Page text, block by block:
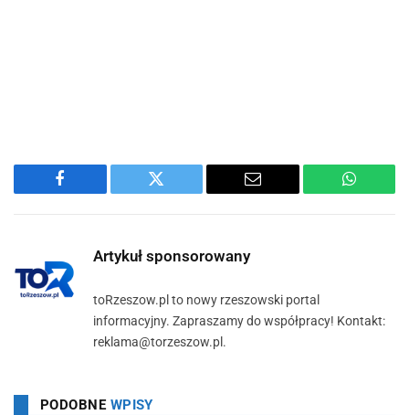
Facebook Twitter Email
Artykuł sponsorowany
toRzeszow.pl to nowy rzeszowski portal
informacyjny. Zapraszamy do współpracy! Kontakt:
reklama@torzeszow.pl.
PODOBNE WPISY